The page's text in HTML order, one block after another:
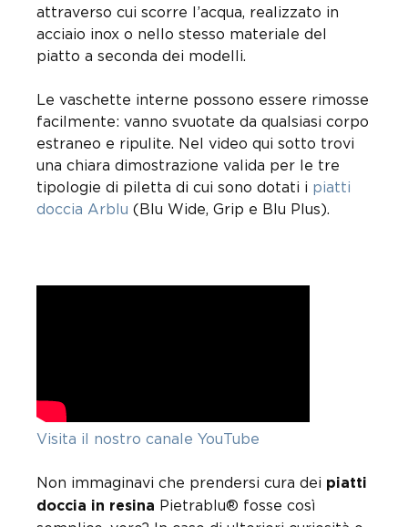
attraverso cui scorre l’acqua, realizzato in
acciaio inox o nello stesso materiale del
piatto a seconda dei modelli.
Le vaschette interne possono essere rimosse
facilmente: vanno svuotate da qualsiasi corpo
estraneo e ripulite. Nel video qui sotto trovi
una chiara dimostrazione valida per le tre
tipologie di piletta di cui sono dotati i piatti
doccia Arblu (Blu Wide, Grip e Blu Plus).
Visita il nostro canale YouTube
Non immaginavi che prendersi cura dei piatti
doccia in resina Pietrablu® fosse così